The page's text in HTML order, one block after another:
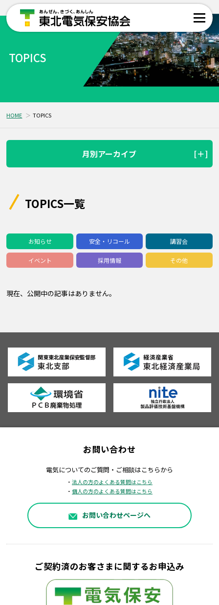
TOPICS
HOME TOPICS
月別アーカイブ
TOPICS一覧
お知らせ 安全・リコール 講習会
イベント 採用情報 その他
現在、公開中の記事はありません。
お問い合わせ
電気についてのご質問・ご相談はこちらから
・ 法人の方のよくある質問はこちら
・ 個人の方のよくある質問はこちら
お問い合わせページへ
ご契約済のお客さまに関するお申込み